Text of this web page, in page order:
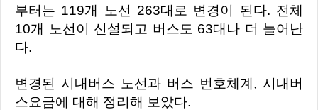
부터는 119개 노선 263대로 변경이 된다. 전체
10개 노선이 신설되고 버스도 63대나 더 늘어난
다.
변경된 시내버스 노선과 버스 번호체계, 시내버
스요금에 대해 정리해 보았다.